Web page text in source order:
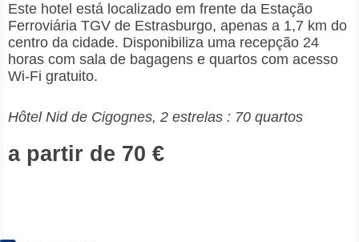
Este hotel está localizado em frente da Estação
Ferroviária TGV de Estrasburgo, apenas a 1,7 km do
centro da cidade. Disponibiliza uma recepção 24
horas com sala de bagagens e quartos com acesso
Wi-Fi gratuito.
Hôtel Nid de Cigognes, 2 estrelas : 70 quartos
a partir de 70 €